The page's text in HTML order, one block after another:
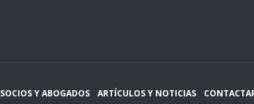
SOCIOS Y ABOGADOS ARTÍCULOS Y NOTICIAS